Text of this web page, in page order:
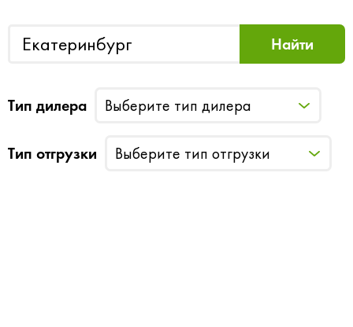
Тип дилера Выберите тип дилера
Тип отгрузки Выберите тип отгрузки